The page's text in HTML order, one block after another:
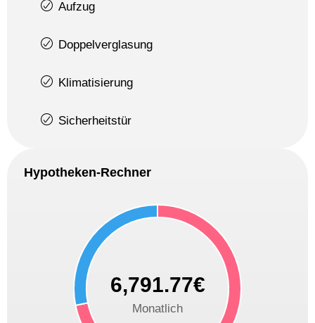
Aufzug
Doppelverglasung
Klimatisierung
Sicherheitstür
Hypotheken-Rechner
6,791.77€
Monatlich